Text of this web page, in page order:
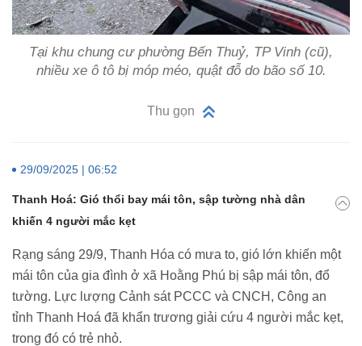
Tại khu chung cư phường Bến Thuỷ, TP Vinh (cũ),
nhiều xe ô tô bị móp méo, quật đỗ do bão số 10.
Thu gọn
29/09/2025 | 06:52
Thanh Hoá: Gió thổi bay mái tôn, sập tường nhà dân
khiến 4 người mắc kẹt
Rạng sáng 29/9, Thanh Hóa có mưa to, gió lớn khiến một
mái tôn của gia đình ở xã Hoằng Phú bị sập mái tôn, đổ
tường. Lực lượng Cảnh sát PCCC và CNCH, Công an
tỉnh Thanh Hoá đã khẩn trương giải cứu 4 người mắc kẹt,
trong đó có trẻ nhỏ.